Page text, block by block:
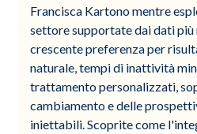
Francisca Kartono mentre
settore supportate dai dati più
crescente preferenza per
naturale, tempi di inattività
trattamento personalizzati,
cambiamento e delle
iniettabili. Scoprite come